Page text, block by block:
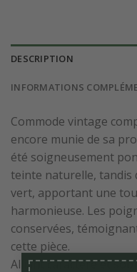
DESCRIPTION
INFORMATIONS
Commode vintage
encore munie de sa
été soigneusement
teinte naturelle, tandis
vert, apportant une
harmonieuse. Les
conservées,
cette pièce.
Alliant caractère et